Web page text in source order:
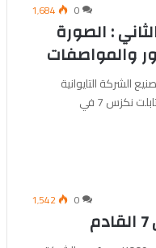
0 1٬684
الجيل الثاني : الصورة
والمواصفات
الشركة التايوانية
أسوس ، سيظهر الجيل الثاني من تابلت نكزس 7 في
0 1٬542